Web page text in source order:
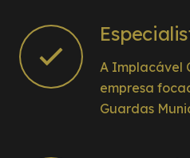
A Implacável
empresa
Guardas